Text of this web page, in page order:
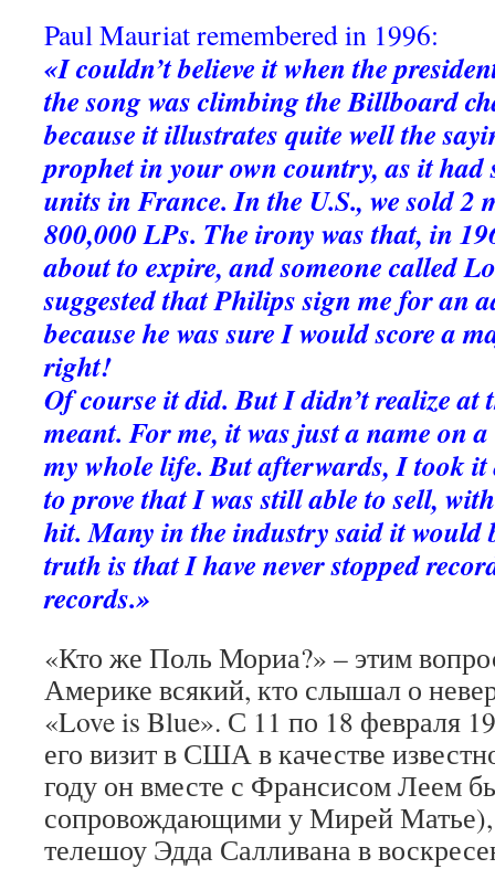
Paul Mauriat remembered in 1996:
«I couldn’t believe it when the
the song was climbing the Billboard
because it illustrates quite well the
prophet in your own country, as it had
units in France. In the U.S., we sold 2
800,000 LPs. The irony was that, in
about to expire, and someone called
suggested that Philips sign me for an
because he was sure I would score a
right!
Of course it did. But I didn’t realize at
meant. For me, it was just a name on
my whole life. But afterwards, I took it
to prove that I was still able to sell,
hit. Many in the industry said it would
truth is that I have never stopped
records.»
«Кто же Поль Мориа?» – этим
Америке всякий, кто слышал о
«Love is Blue». С 11 по 18 февраля
его визит в США в качестве
году он вместе с Франсисом Леем
сопровождающими у Мирей Матье),
телешоу Эдда Салливана в